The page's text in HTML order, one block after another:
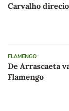
Carvalho
FLAMENGO
De Arrascaeta
Flamengo